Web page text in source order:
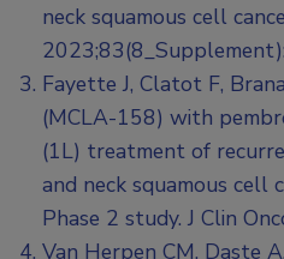
neck squamous cell
Fayette J, Clatot F,
(MCLA-158) with
(1L) treatment of
and neck squamous cell
Phase 2 study. J Clin
Van Herpen CM, Daste